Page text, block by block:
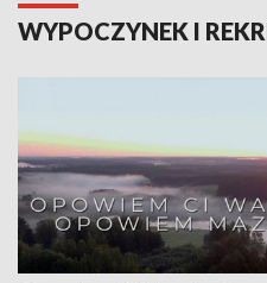
WYPOCZYNEK I